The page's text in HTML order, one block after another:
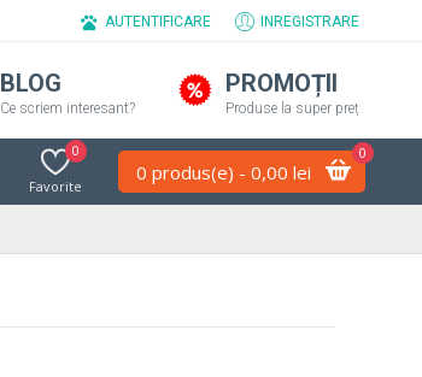
AUTENTIFICARE INREGISTRARE
BLOG
Ce scriem interesant?
PROMOȚII
Produse la super preț
Favorite
0
0 produs(e) - 0,00 lei
0